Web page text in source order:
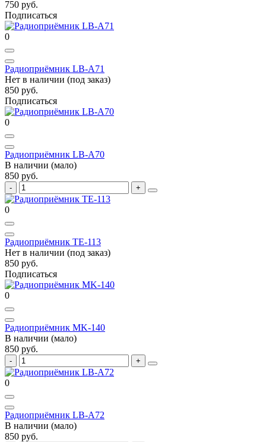
750 руб.
Подписаться
0
Радиоприёмник LB-A71
Нет в наличии (под заказ)
850 руб.
Подписаться
0
Радиоприёмник LB-A70
В наличии (мало)
850 руб.
0
Радиоприёмник TE-113
Нет в наличии (под заказ)
850 руб.
Подписаться
0
Радиоприёмник MK-140
В наличии (мало)
850 руб.
0
Радиоприёмник LB-A72
В наличии (мало)
850 руб.